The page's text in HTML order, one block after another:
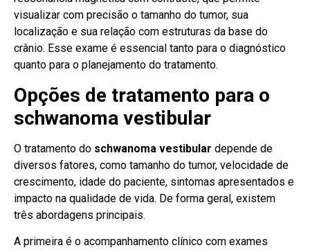
visualizar com precisão o tamanho do tumor, sua
localização e sua relação com estruturas da base do
crânio. Esse exame é essencial tanto para o diagnóstico
quanto para o planejamento do tratamento.
Opções de tratamento para o
schwanoma vestibular
O tratamento do schwanoma vestibular depende de
diversos fatores, como tamanho do tumor, velocidade de
crescimento, idade do paciente, sintomas apresentados e
impacto na qualidade de vida. De forma geral, existem
três abordagens principais.
A primeira é o acompanhamento clínico com exames